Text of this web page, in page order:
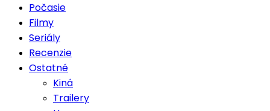
Počasie
Filmy
Seriály
Recenzie
Ostatné
Kiná
Trailery